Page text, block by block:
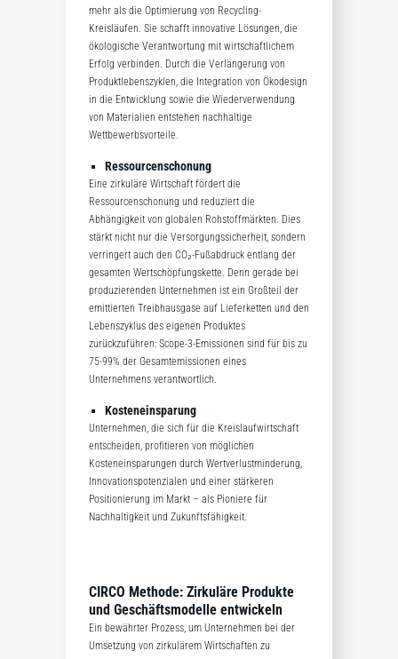
mehr als die Optimierung von Recycling-
Kreisläufen. Sie schafft innovative Lösungen, die
ökologische Verantwortung mit wirtschaftlichem
Erfolg verbinden. Durch die Verlängerung von
Produktlebenszyklen, die Integration von Ökodesign
in die Entwicklung sowie die Wiederverwendung
von Materialien entstehen nachhaltige
Wettbewerbsvorteile.
Ressourcenschonung
Eine zirkuläre Wirtschaft fördert die
Ressourcenschonung und reduziert die
Abhängigkeit von globalen Rohstoffmärkten. Dies
stärkt nicht nur die Versorgungssicherheit, sondern
verringert auch den CO₂-Fußabdruck entlang der
gesamten Wertschöpfungskette. Denn gerade bei
produzierenden Unternehmen ist ein Großteil der
emittierten Treibhausgase auf Lieferketten und den
Lebenszyklus des eigenen Produktes
zurückzuführen: Scope-3-Emissionen sind für bis zu
75-99% der Gesamtemissionen eines
Unternehmens verantwortlich.
Kosteneinsparung
Unternehmen, die sich für die Kreislaufwirtschaft
entscheiden, profitieren von möglichen
Kosteneinsparungen durch Wertverlustminderung,
Innovationspotenzialen und einer stärkeren
Positionierung im Markt – als Pioniere für
Nachhaltigkeit und Zukunftsfähigkeit.
CIRCO Methode: Zirkuläre Produkte
und Geschäftsmodelle entwickeln
Ein bewährter Prozess, um Unternehmen bei der
Umsetzung von zirkulärem Wirtschaften zu